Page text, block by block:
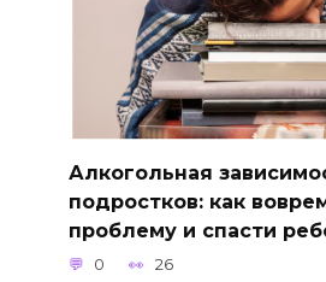
Алкогольная
подростков: как
проблему и спасти
0 26